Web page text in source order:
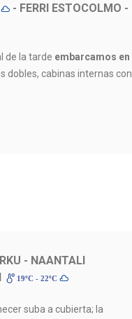
- FERRI ESTOCOLMO -
de la tarde embarcamos en
dobles, cabinas internas con
- NAANTALI
19ºC - 22ºC
suba a cubierta; la